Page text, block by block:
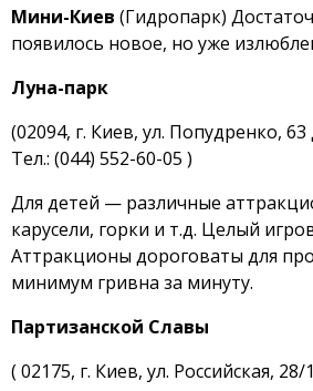
Мини-Киев (Гидропарк)
появилось новое, но уже
Луна-парк
(02094, г. Киев, ул. Попудренко,
Тел.: (044) 552-60-05 )
Для детей — различные
карусели, горки и т.д. Целый
Аттракционы дороговаты для
минимум гривна за минуту.
Партизанской Славы
( 02175, г. Киев, ул. Российская,